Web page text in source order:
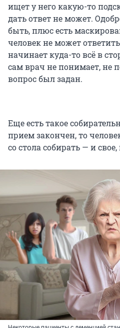
ищет у него какую-то
дать ответ не может.
быть, плюс есть
человек не может
начинает куда-то всё в
сам врач не понимает, не
вопрос был задан.
Еще есть такое
прием закончен, то
со стола собирать — и